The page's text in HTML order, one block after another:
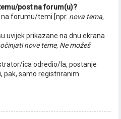
post na forum(u)?
forumu/temi [npr. nova tema,
uvijek prikazane na dnu ekrana
nove teme, Ne možeš
ica odredio/la, postanje
pak, samo registriranim